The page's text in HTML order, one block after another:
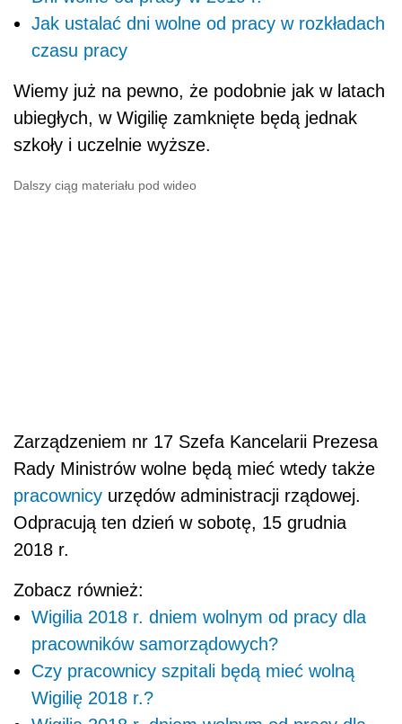
Jak ustalać dni wolne od pracy w rozkładach
czasu pracy
Wiemy już na pewno, że podobnie jak w latach
ubiegłych, w Wigilię zamknięte będą jednak
szkoły i uczelnie wyższe.
Dalszy ciąg materiału pod wideo
Zarządzeniem nr 17 Szefa Kancelarii Prezesa
Rady Ministrów wolne będą mieć wtedy także
pracownicy urzędów administracji rządowej.
Odpracują ten dzień w sobotę, 15 grudnia
2018 r.
Zobacz również:
Wigilia 2018 r. dniem wolnym od pracy dla
pracowników samorządowych?
Czy pracownicy szpitali będą mieć wolną
Wigilię 2018 r.?